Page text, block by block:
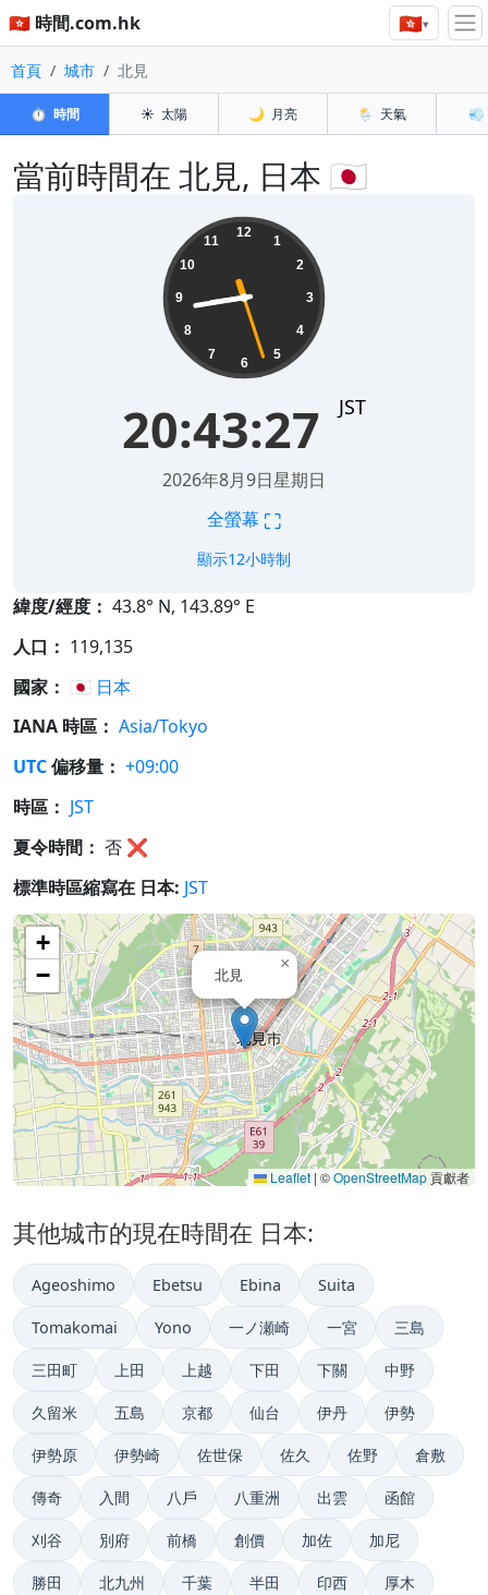
🇭🇰 時間.com.hk 🇭🇰▾
首頁 城市 北見
⏱️ 時間 ☀️ 太陽 🌙 月亮 🌦️ 天氣 💨
當前時間在 北見, 日本 🇯🇵
12
1
2
3
4
5
6
7
8
9
10
11
20:43:27 JST
2026年8月9日星期日
全螢幕 ⛶
顯示12小時制
緯度/經度： 43.8° N, 143.89° E
人口： 119,135
國家： 🇯🇵 日本
IANA 時區： Asia/Tokyo
UTC偏移量： +09:00
時區： JST
夏令時間： 否 ❌
標準時區縮寫在 日本: JST
北見
×
+
−
Leaflet | ©OpenStreetMap貢獻者
其他城市的現在時間在 日本:
Ageoshimo Ebetsu Ebina Suita
Tomakomai Yono 一ノ瀬崎 一宮 三島
三田町 上田 上越 下田 下關 中野
久留米 五島 京都 仙台 伊丹 伊勢
伊勢原 伊勢崎 佐世保 佐久 佐野 倉敷
傳奇 入間 八戶 八重洲 出雲 函館
刈谷 別府 前橋 創價 加佐 加尼
勝田 北九州 千葉 半田 印西 厚木